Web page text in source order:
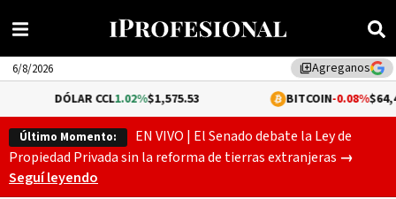
library_addAgreganos
6/8/2026
1.02%$1,575.53 -0.08%$64,492.00
Último Momento:
EN VIVO | El Senado debate la Ley de
Propiedad Privada sin la reforma de tierras extranjeras →
Seguí leyendo